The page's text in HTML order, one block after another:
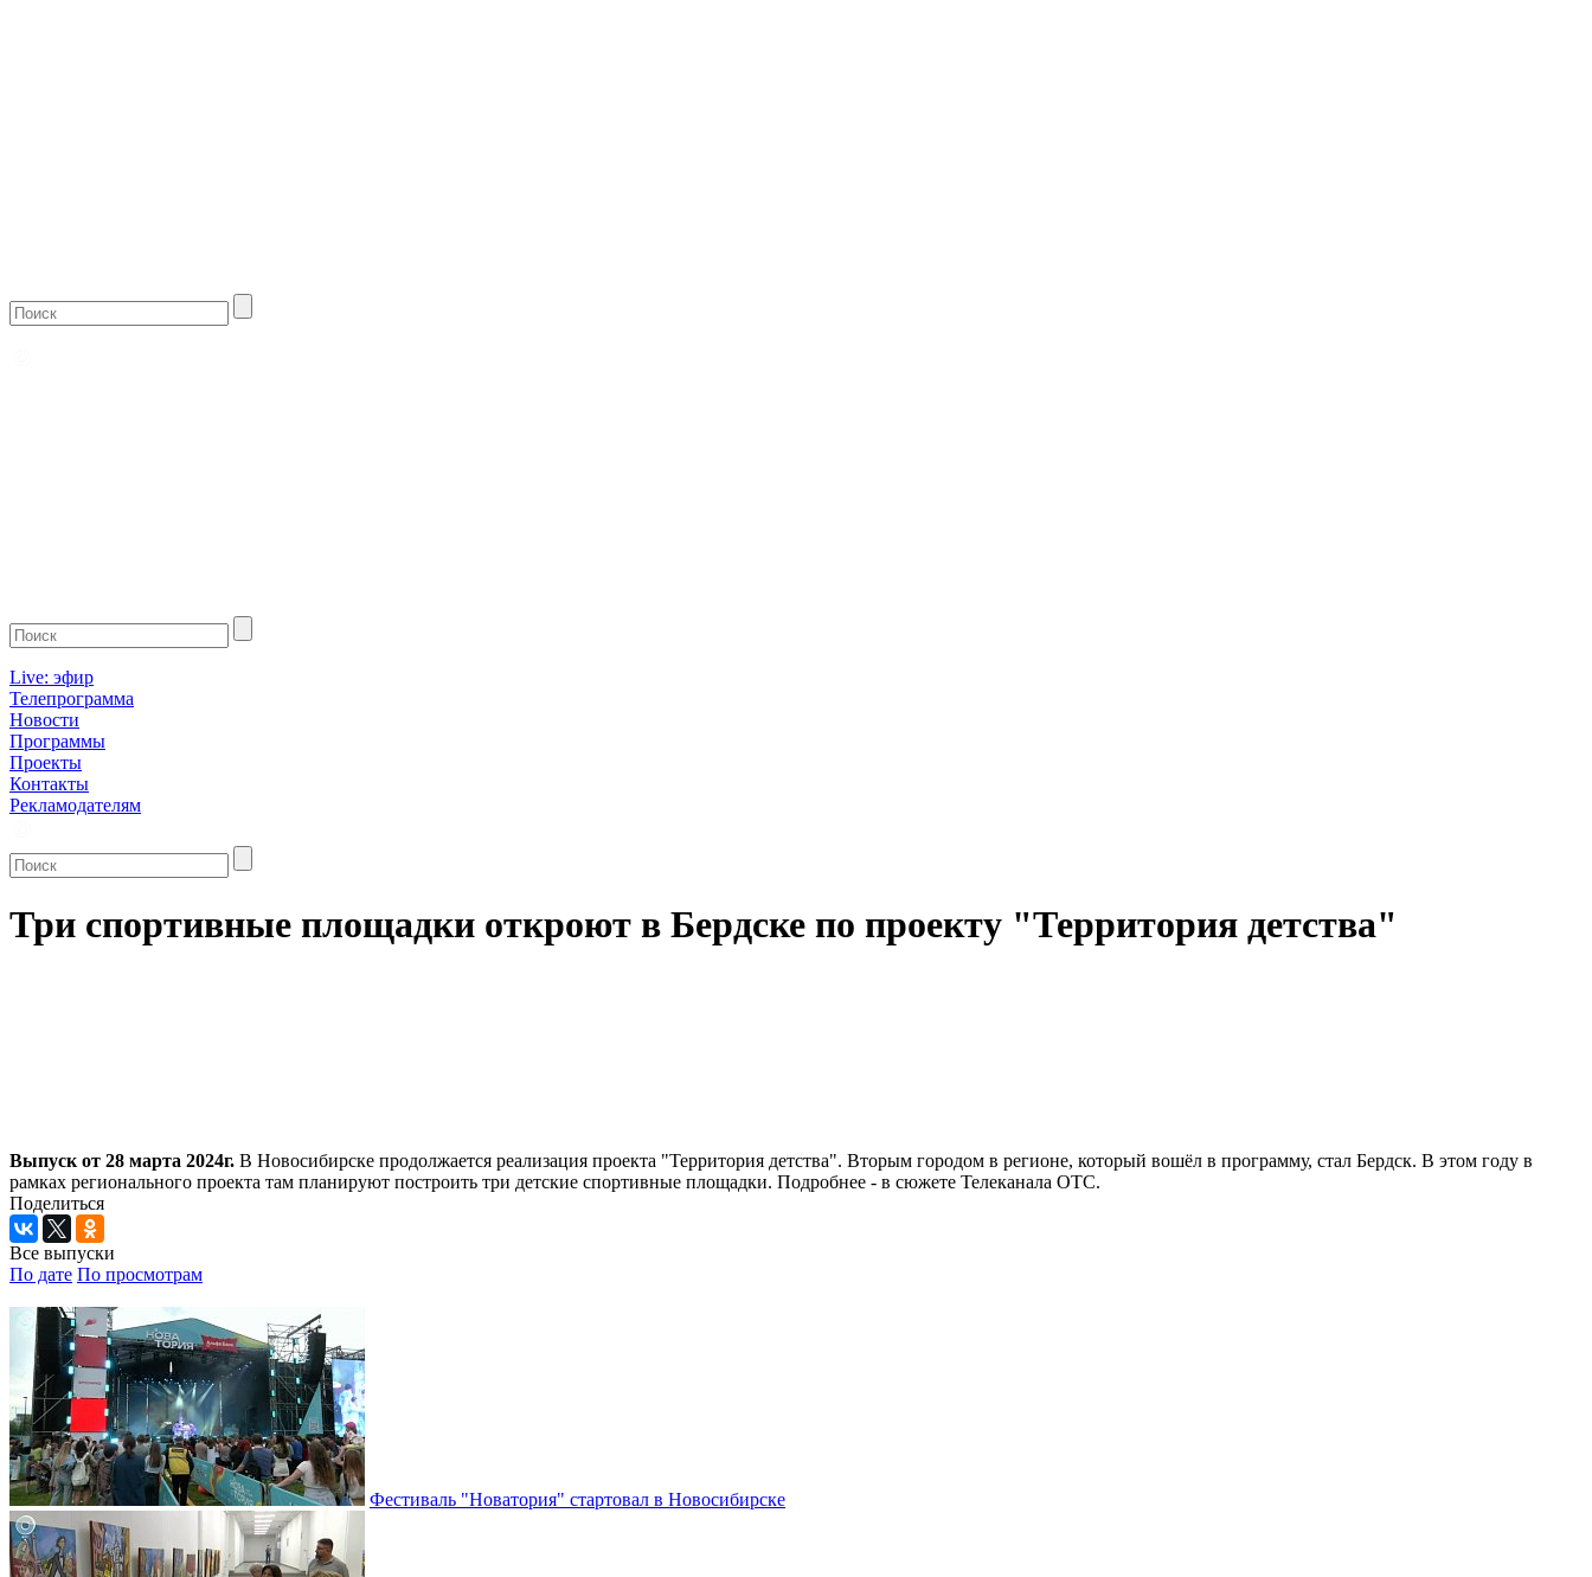
Live: эфир
Телепрограмма
Новости
Программы
Проекты
Контакты
Рекламодателям
Три спортивные площадки откроют в Бердске по проекту "Территория детства"
Выпуск от 28 марта 2024г. В Новосибирске продолжается реализация проекта "Территория детства". Вторым городом в регионе, который вошёл в программу, стал Бердск. В этом году в
рамках регионального проекта там планируют построить три детские спортивные площадки. Подробнее - в сюжете Телеканала ОТС.
Поделиться
Все выпуски
По дате По просмотрам
Фестиваль "Новатория" стартовал в Новосибирске